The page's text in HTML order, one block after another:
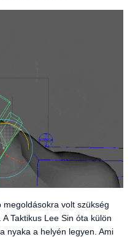
volt szükség
Taktikus Lee Sin óta külön
nyaka a helyén legyen. Ami